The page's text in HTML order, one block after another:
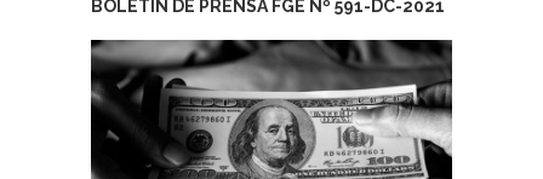
BOLETÍN DE PRENSA FGE Nº 591-DC-2021